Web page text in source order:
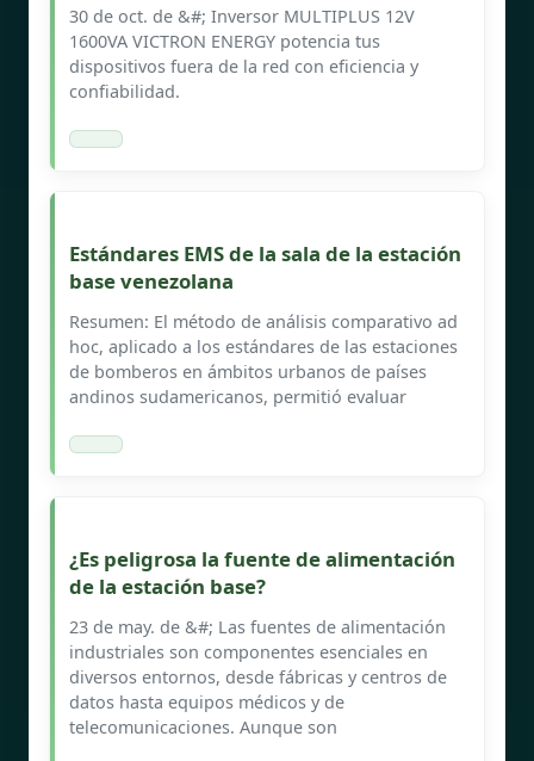
30 de oct. de &#; Inversor MULTIPLUS 12V
1600VA VICTRON ENERGY potencia tus
dispositivos fuera de la red con eficiencia y
confiabilidad.
Estándares EMS de la sala de la estación
base venezolana
Resumen: El método de análisis comparativo ad
hoc, aplicado a los estándares de las estaciones
de bomberos en ámbitos urbanos de países
andinos sudamericanos, permitió evaluar
¿Es peligrosa la fuente de alimentación
de la estación base?
23 de may. de &#; Las fuentes de alimentación
industriales son componentes esenciales en
diversos entornos, desde fábricas y centros de
datos hasta equipos médicos y de
telecomunicaciones. Aunque son